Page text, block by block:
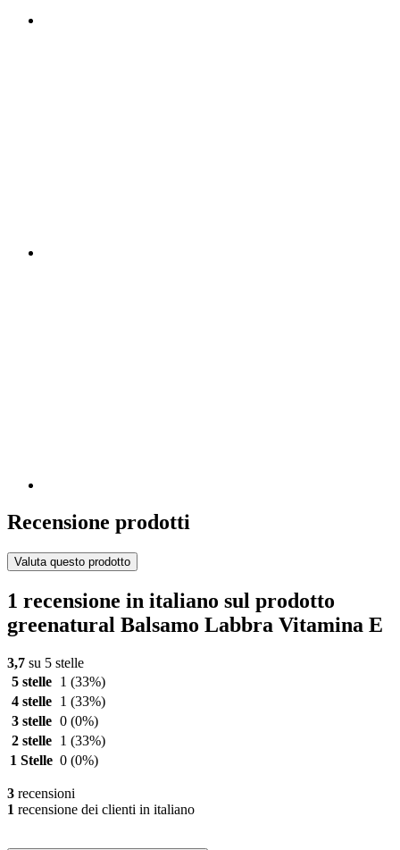
Recensione prodotti
Valuta questo prodotto
1 recensione in italiano sul prodotto
greenatural Balsamo Labbra Vitamina E
3,7 su 5 stelle
5 stelle
1 (33%)
4 stelle
1 (33%)
3 stelle 0 (0%)
2 stelle
1 (33%)
1 Stelle 0 (0%)
3 recensioni
1 recensione dei clienti in italiano